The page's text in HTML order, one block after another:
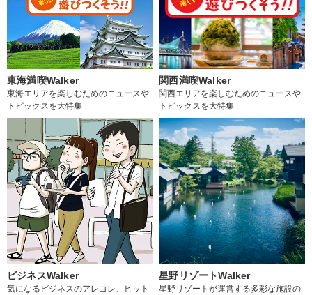
東海満喫Walker
東海エリアを楽しむためのニュースや
トピックスを大特集
関西満喫Walker
関西エリアを楽しむためのニュースや
トピックスを大特集
ビジネスWalker
気になるビジネスのアレコレ、ヒット
星野リゾートWalker
星野リゾートが運営する多彩な施設の